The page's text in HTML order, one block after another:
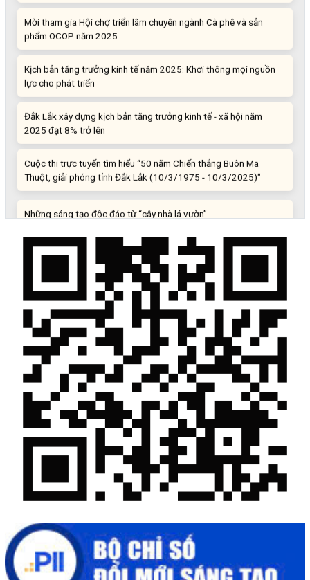
Mời tham gia Hội chợ triển lãm chuyên ngành Cà phê và sản
phẩm OCOP năm 2025
Kịch bản tăng trưởng kinh tế năm 2025: Khơi thông mọi nguồn
lực cho phát triển
Đắk Lắk xây dựng kịch bản tăng trưởng kinh tế - xã hội năm
2025 đạt 8% trở lên
Cuộc thi trực tuyến tìm hiểu “50 năm Chiến thắng Buôn Ma
Thuột, giải phóng tỉnh Đắk Lắk (10/3/1975 - 10/3/2025)"
Những sáng tạo độc đáo từ “cây nhà lá vườn”
Gam màu sáng trong bức tranh khởi nghiệp đổi mới sáng tạo
Khi khoa học - công nghệ chưa có sự đột phá
Chế biến sâu – Nâng cao giá trị nông sản
“Đi tắt, đón đầu” các công nghệ mới, công nghệ tương lai
Quảng bá hình ảnh Đắk Lắk đến bạn bè trong nước và quốc tế
Mời tham gia Hội chợ triển lãm chuyên ngành Cà phê và sản
Kịch bản tăng trưởng kinh tế năm 2025: Khơi thông mọi nguồn
Đắk Lắk xây dựng kịch bản tăng trưởng kinh tế - xã hội năm
Cuộc thi trực tuyến tìm hiểu “50 năm Chiến thắng Buôn Ma
Thuột, giải phóng tỉnh Đắk Lắk (10/3/1975 - 10/3/2025)"